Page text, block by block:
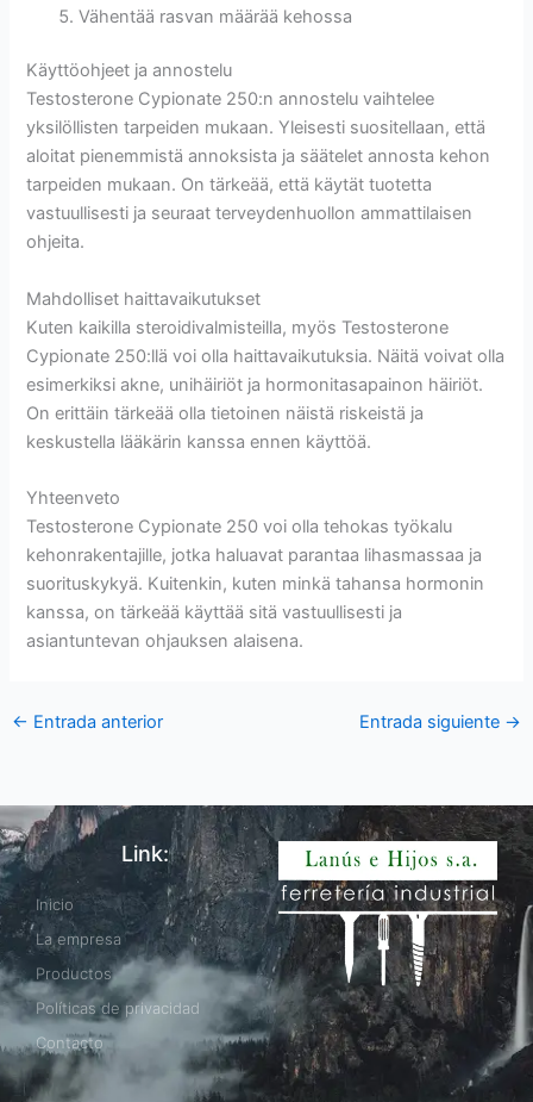
Vähentää rasvan määrää kehossa
Käyttöohjeet ja annostelu
Testosterone Cypionate 250:n annostelu vaihtelee
yksilöllisten tarpeiden mukaan. Yleisesti suositellaan, että
aloitat pienemmistä annoksista ja säätelet annosta kehon
tarpeiden mukaan. On tärkeää, että käytät tuotetta
vastuullisesti ja seuraat terveydenhuollon ammattilaisen
ohjeita.
Mahdolliset haittavaikutukset
Kuten kaikilla steroidivalmisteilla, myös Testosterone
Cypionate 250:llä voi olla haittavaikutuksia. Näitä voivat olla
esimerkiksi akne, unihäiriöt ja hormonitasapainon häiriöt.
On erittäin tärkeää olla tietoinen näistä riskeistä ja
keskustella lääkärin kanssa ennen käyttöä.
Yhteenveto
Testosterone Cypionate 250 voi olla tehokas työkalu
kehonrakentajille, jotka haluavat parantaa lihasmassaa ja
suorituskykyä. Kuitenkin, kuten minkä tahansa hormonin
kanssa, on tärkeää käyttää sitä vastuullisesti ja
asiantuntevan ohjauksen alaisena.
← Entrada anterior Entrada siguiente →
Link:
Inicio
La empresa
Productos
Políticas de privacidad
Contacto